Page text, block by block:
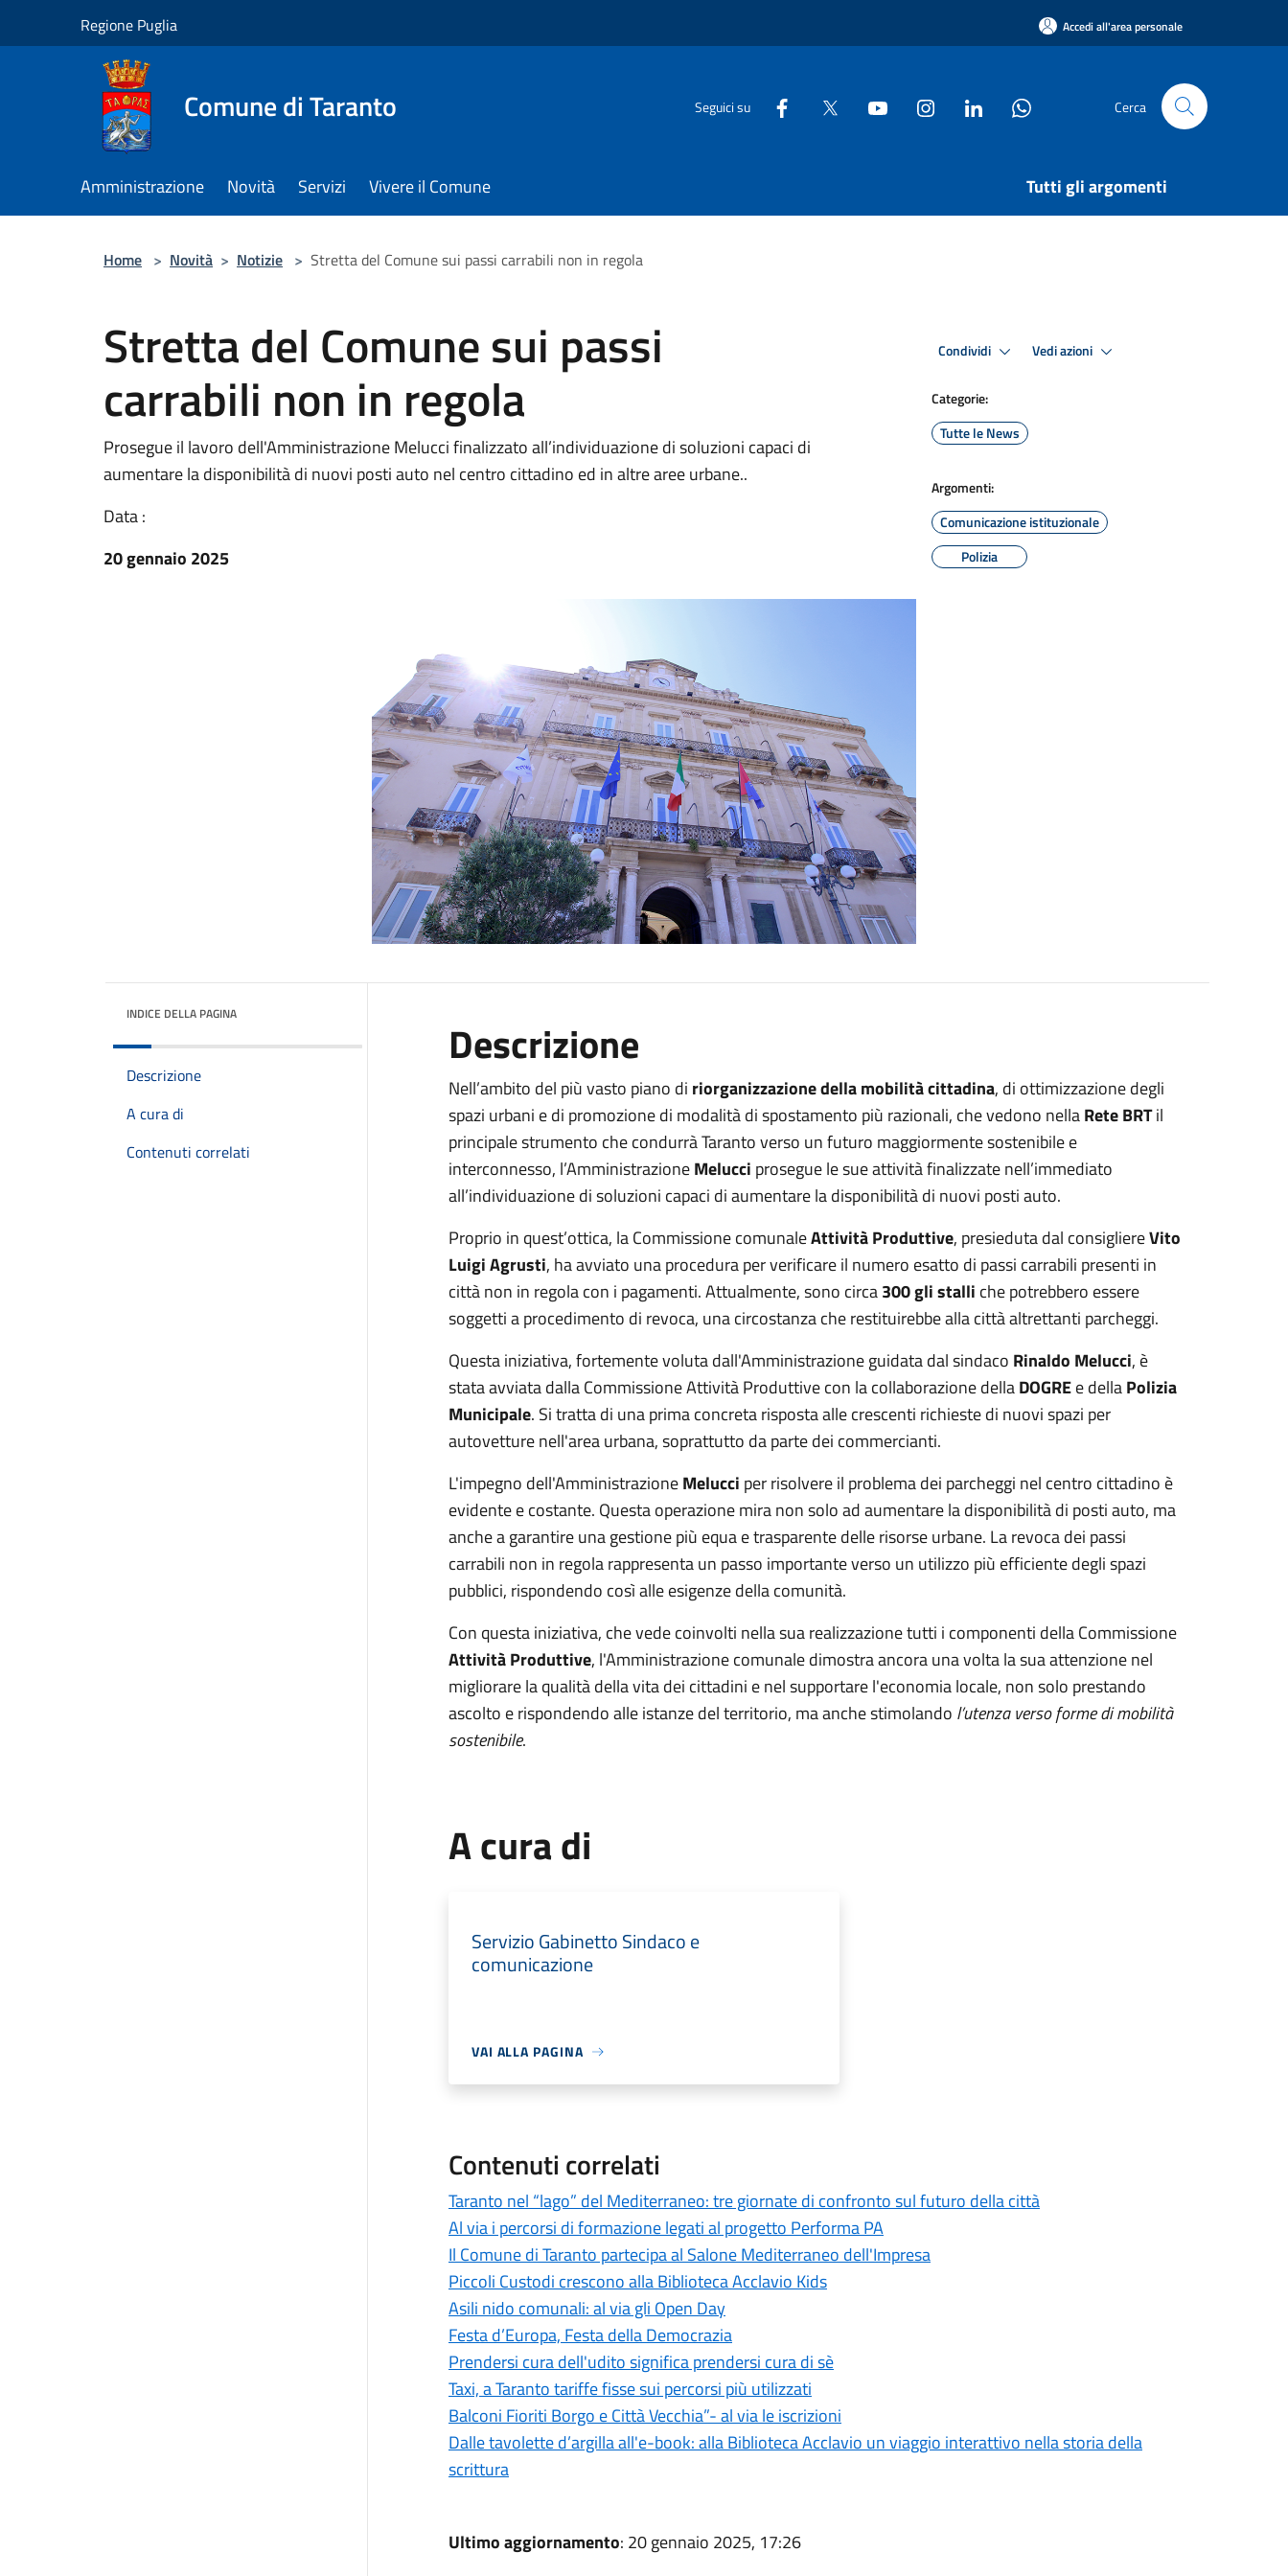
Regione Puglia Accedi all'area personale
Comune di Taranto Seguici su Cerca
Amministrazione Novità Servizi Vivere il Comune Tutti gli argomenti
Home > Novità > Notizie > Stretta del Comune sui passi carrabili non in regola
Stretta del Comune sui passi
carrabili non in regola
Prosegue il lavoro dell'Amministrazione Melucci finalizzato all’individuazione di soluzioni capaci di
aumentare la disponibilità di nuovi posti auto nel centro cittadino ed in altre aree urbane..
Data :
20 gennaio 2025
Condividi Vedi azioni
Categorie:
Tutte le News
Argomenti:
Comunicazione istituzionale
Polizia
INDICE DELLA PAGINA
Descrizione
A cura di
Contenuti correlati
Descrizione
Nell’ambito del più vasto piano di riorganizzazione della mobilità cittadina, di ottimizzazione degli
spazi urbani e di promozione di modalità di spostamento più razionali, che vedono nellaRete BRTil
principale strumento che condurrà Taranto verso un futuro maggiormente sostenibile e
interconnesso, l’AmministrazioneMelucci prosegue le sue attività finalizzate nell’immediato
all’individuazione di soluzioni capaci di aumentare la disponibilità di nuovi posti auto.
Proprio in quest’ottica, la Commissione comunaleAttività Produttive, presieduta dal consigliereVito
Luigi Agrusti, ha avviato una procedura per verificare il numero esatto di passi carrabili presenti in
città non in regola con i pagamenti. Attualmente, sono circa300 gli stalli che potrebbero essere
soggetti a procedimento di revoca, una circostanza che restituirebbe alla città altrettanti parcheggi.
Questa iniziativa, fortemente voluta dall'Amministrazione guidata dal sindaco Rinaldo Melucci, è
stata avviata dalla Commissione Attività Produttive con la collaborazione dellaDOGREe dellaPolizia
Municipale. Si tratta di una prima concreta risposta alle crescenti richieste di nuovi spazi per
autovetture nell'area urbana, soprattutto da parte dei commercianti.
L'impegno dell'AmministrazioneMelucci per risolvere il problema dei parcheggi nel centro cittadino è
evidente e costante. Questa operazione mira non solo ad aumentare la disponibilità di posti auto, ma
anche a garantire una gestione più equa e trasparente delle risorse urbane. La revoca dei passi
carrabili non in regola rappresenta un passo importante verso un utilizzo più efficiente degli spazi
pubblici, rispondendo così alle esigenze della comunità.
Con questa iniziativa, che vede coinvolti nella sua realizzazione tutti i componenti della Commissione
Attività Produttive, l'Amministrazione comunale dimostra ancora una volta la sua attenzione nel
migliorare la qualità della vita dei cittadini e nel supportare l'economia locale, non solo prestando
ascolto e rispondendo alle istanze del territorio, ma anche stimolando l’utenza verso forme di mobilità
sostenibile.
A cura di
Servizio Gabinetto Sindaco e
comunicazione
VAI ALLA PAGINA
Contenuti correlati
Taranto nel “lago” del Mediterraneo: tre giornate di confronto sul futuro della città
Al via i percorsi di formazione legati al progetto Performa PA
Il Comune di Taranto partecipa al Salone Mediterraneo dell'Impresa
Piccoli Custodi crescono alla Biblioteca Acclavio Kids
Asili nido comunali: al via gli Open Day
Festa d’Europa, Festa della Democrazia
Prendersi cura dell'udito significa prendersi cura di sè
Taxi, a Taranto tariffe fisse sui percorsi più utilizzati
Balconi Fioriti Borgo e Città Vecchia”- al via le iscrizioni
Dalle tavolette d’argilla all'e-book: alla Biblioteca Acclavio un viaggio interattivo nella storia della
scrittura
Ultimo aggiornamento: 20 gennaio 2025, 17:26